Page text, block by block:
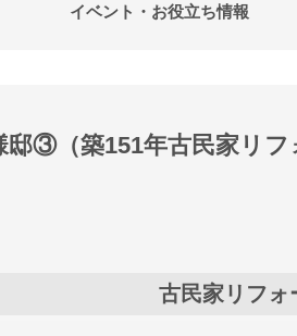
イベント・お役立ち情報
③（築151年古民家リフ
古民家リフォ